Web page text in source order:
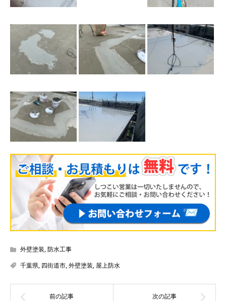
外壁塗装,防水工事
千葉県, 四街道市,外壁塗装, 屋上防水